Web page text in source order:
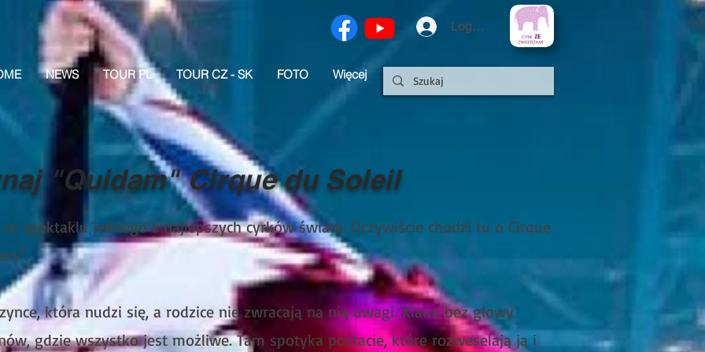
Logowanie
NEWS TOUR PL TOUR CZ - SK FOTO Więcej
"Quidam" Cirque du Soleil
spektaklu jednego z najlepszych cyrków świata. Oczywiście chodzi tu o Cirque
która nudzi się, a rodzice nie zwracają na nią uwagi. Klaun bez głowy
gdzie wszystko jest możliwe. Tam spotyka postacie, które rozweselają ją i